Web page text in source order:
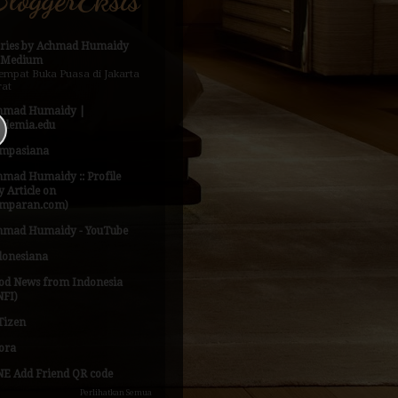
by Achmad Humaidy
Buka Puasa di Jakarta
Humaidy |
Humaidy :: Profile
Article on
Humaidy - YouTube
News from Indonesia
Add Friend QR code
Perlihatkan Semua